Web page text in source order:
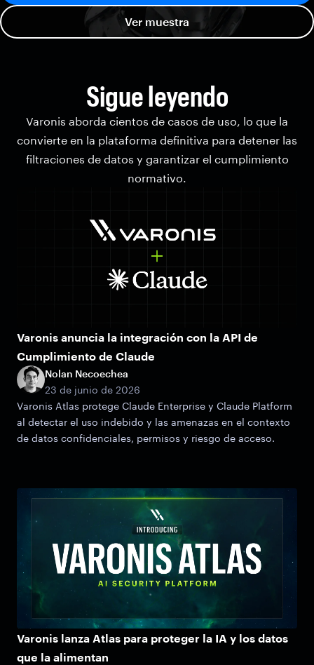
Ver muestra
Sigue leyendo
Varonis aborda cientos de casos de uso, lo que la
convierte en la plataforma definitiva para detener las
filtraciones de datos y garantizar el cumplimiento
normativo.
Varonis anuncia la integración con la API de
Cumplimiento de Claude
Nolan Necoechea
23 de junio de 2026
Varonis Atlas protege Claude Enterprise y Claude Platform
al detectar el uso indebido y las amenazas en el contexto
de datos confidenciales, permisos y riesgo de acceso.
Varonis lanza Atlas para proteger la IA y los datos
que la alimentan